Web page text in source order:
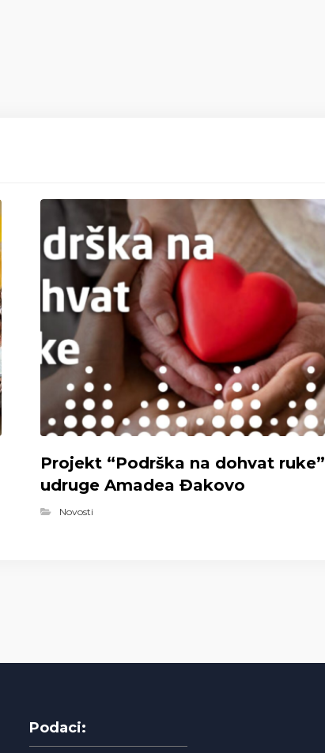
Projekt “Podrška na dohvat ruke”
udruge Amadea Đakovo
Novosti
Podaci: